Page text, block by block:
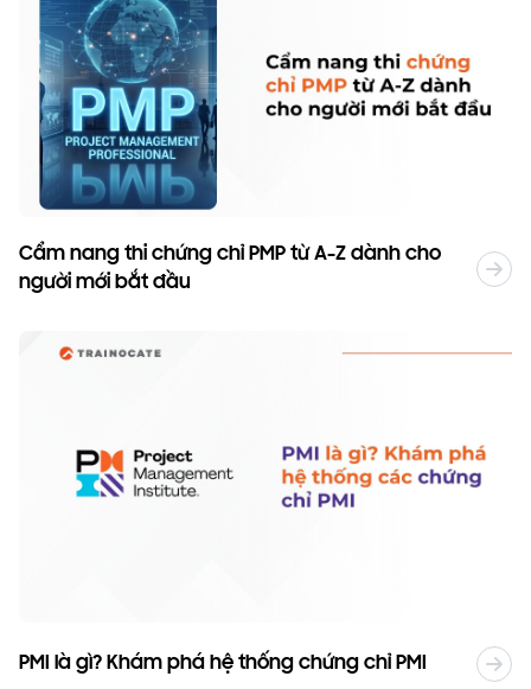
Cẩm nang thi chứng chỉ PMP từ A-Z dành cho
người mới bắt đầu
PMI là gì? Khám phá hệ thống chứng chỉ PMI